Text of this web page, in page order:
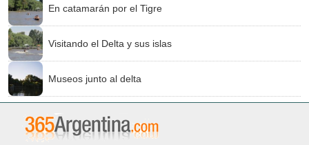
En catamarán por el Tigre
Visitando el Delta y sus islas
Museos junto al delta